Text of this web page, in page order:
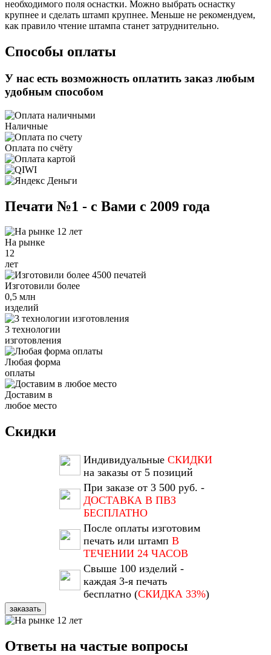
необходимого поля оснастки. Можно выбрать оснастку
крупнее и сделать штамп крупнее. Меньше не рекомендуем,
как правило чтение штампа станет затруднительно.
Способы оплаты
У нас есть возможность оплатить заказ любым
удобным способом
Наличные
Оплата по счёту
Печати №1 - с Вами с 2009 года
На рынке
12
лет
Изготовили более
0,5 млн
изделий
3 технологии
изготовления
Любая форма
оплаты
Доставим в
любое место
Скидки
Индивидуальные СКИДКИ
на заказы от 5 позиций
При заказе от 3 500 руб. -
ДОСТАВКА В ПВЗ
БЕСПЛАТНО
После оплаты изготовим
печать или штамп В
ТЕЧЕНИИ 24 ЧАСОВ
Свыше 100 изделий -
каждая 3-я печать
бесплатно (СКИДКА 33%)
заказать
Ответы на частые вопросы